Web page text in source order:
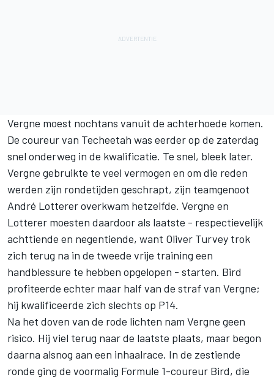
Vergne moest nochtans vanuit de achterhoede komen.
De coureur van Techeetah was eerder op de zaterdag
snel onderweg in de kwalificatie. Te snel, bleek later.
Vergne gebruikte te veel vermogen en om die reden
werden zijn rondetijden geschrapt, zijn teamgenoot
André Lotterer overkwam hetzelfde. Vergne en
Lotterer moesten daardoor als laatste - respectievelijk
achttiende en negentiende, want Oliver Turvey trok
zich terug na in de tweede vrije training een
handblessure te hebben opgelopen - starten. Bird
profiteerde echter maar half van de straf van Vergne;
hij kwalificeerde zich slechts op P14.
Na het doven van de rode lichten nam Vergne geen
risico. Hij viel terug naar de laatste plaats, maar begon
daarna alsnog aan een inhaalrace. In de zestiende
ronde ging de voormalig Formule 1-coureur Bird, die